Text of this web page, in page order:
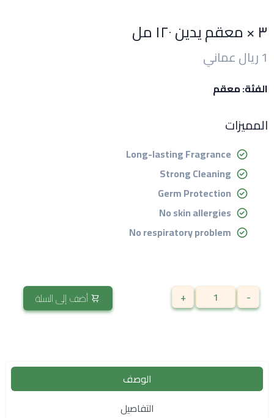
٣ × معقم يدين ١٢٠ مل
1 ريال عماني
الفئة: معقم
المميزات
Long-lasting Fragrance
Strong Cleaning
Germ Protection
No skin allergies
No respiratory problem
-
+ أضف إلى السلة
الوصف
التفاصيل